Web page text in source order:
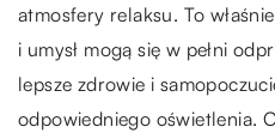
atmosfery relaksu. To
i umysł mogą się w pełni
lepsze zdrowie i
odpowiedniego oświetlenia.